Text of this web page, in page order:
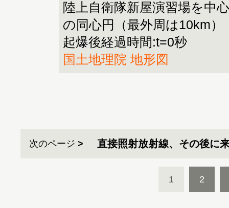
陸上自衛隊新屋演習場を中
の同心円（最外周は10km）
起爆後経過時間:t=0秒
国土地理院 地形図
次のページ 直接照射放射線、その後に
1 2